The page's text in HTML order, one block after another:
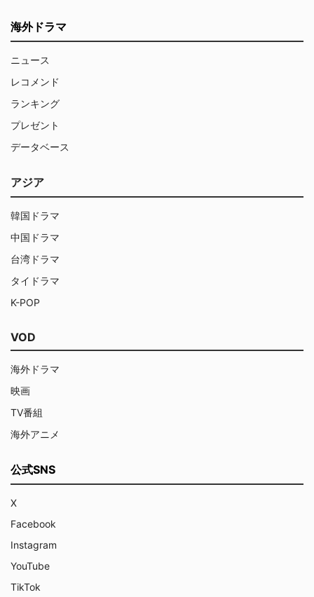
海外ドラマ
ニュース
レコメンド
ランキング
プレゼント
データベース
アジア
韓国ドラマ
中国ドラマ
台湾ドラマ
タイドラマ
K-POP
VOD
海外ドラマ
映画
TV番組
海外アニメ
公式SNS
X
Facebook
Instagram
YouTube
TikTok